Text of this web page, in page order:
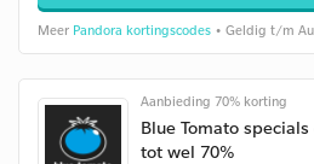
Meer Pandora kortingscodes • Geldig t/m
Aanbieding 70% korting
Blue Tomato
tot wel 70%